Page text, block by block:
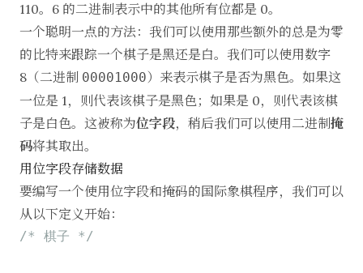
110。6 的二进制表示中的其他所有位都是 0。
一个聪明一点的方法：我们可以使用那些额外的总是为零
的比特来跟踪一个棋子是黑还是白。我们可以使用数字
8（二进制 00001000）来表示棋子是否为黑色。如果这
一位是 1，则代表该棋子是黑色；如果是 0，则代表该棋
子是白色。这被称为位字段，稍后我们可以使用二进制掩
码将其取出。
用位字段存储数据
要编写一个使用位字段和掩码的国际象棋程序，我们可以
从以下定义开始：
/* 棋子 */